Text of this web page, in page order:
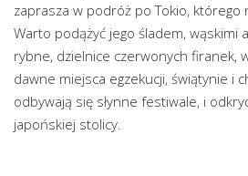
zaprasza w podróż po Tokio,
Warto podążyć jego śladem, wąskimi
rybne, dzielnice czerwonych firanek,
dawne miejsca egzekucji, świątynie i
odbywają się słynne festiwale, i
japońskiej stolicy.